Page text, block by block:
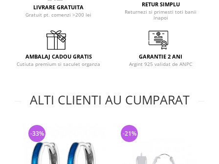
LIVRARE GRATUITA
Gratuit pt. comenzi >200 lei
RETUR SIMPLU
Returnezi si primesti toti banii
inapoi
AMBALAJ CADOU GRATIS
Cutiuta premium si saculet organza
GARANTIE 2 ANI
Argint 925 validat de ANPC
ALTI CLIENTI AU CUMPARAT
-33% -21%